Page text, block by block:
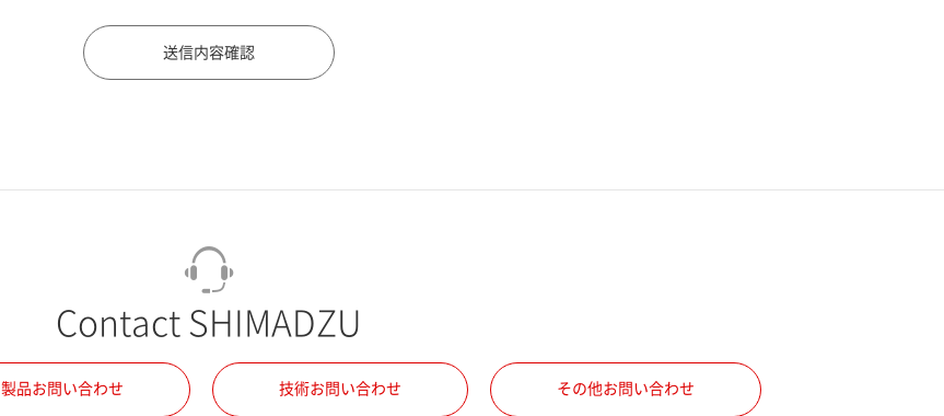
Contact SHIMADZU
製品お問い合わせ 技術お問い合わせ その他お問い合わせ